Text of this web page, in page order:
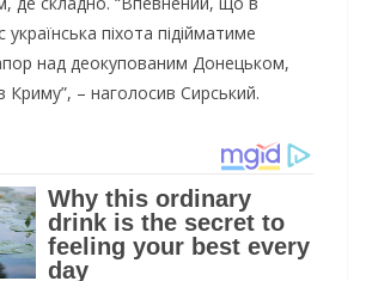
піхота підійматиме
над деокупованим Донецьком,
Криму”, – наголосив Сирський.